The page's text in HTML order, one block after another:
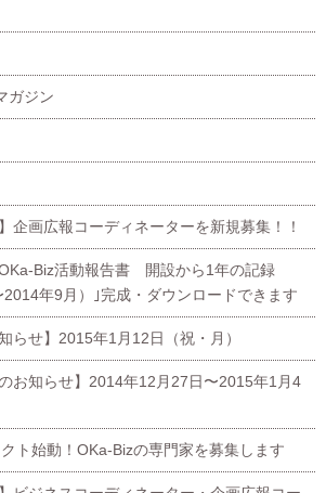
ガジン
企画広報コーディネーターを新規募集！！
OKa-Biz活動報告書 開設から1年の記録
2014年9月）｣完成・ダウンロードできます
らせ】2015年1月12日（祝・月）
のお知らせ】2014年12月27日〜2015年1月4
ト始動！OKa-Bizの専門家を募集します